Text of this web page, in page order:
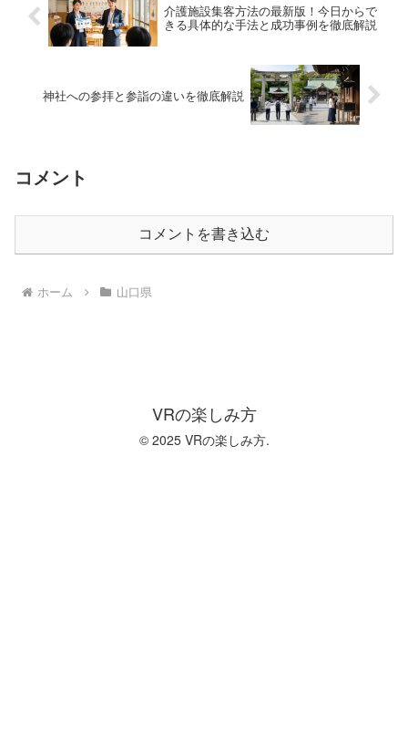
介護施設集客方法の最新版！今日からで
きる具体的な手法と成功事例を徹底解説
神社への参拝と参詣の違いを徹底解説
コメント
コメントを書き込む
ホーム 山口県
VRの楽しみ方
© 2025 VRの楽しみ方.